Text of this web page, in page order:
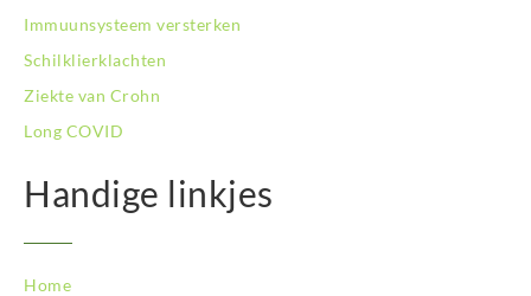
Immuunsysteem versterken
Schilklierklachten
Ziekte van Crohn
Long COVID
Handige linkjes
Home